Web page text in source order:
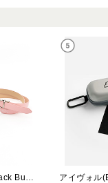
アイヴォル